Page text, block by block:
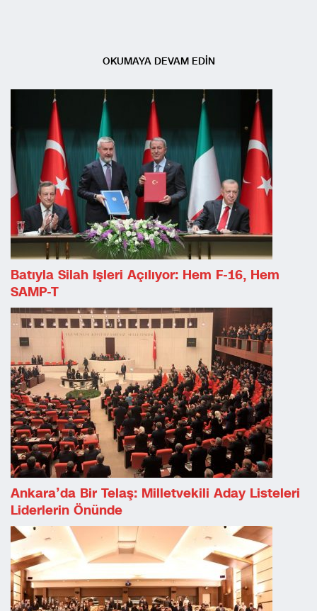
OKUMAYA DEVAM EDİN
Batıyla Silah Işleri Açılıyor: Hem F-16, Hem
SAMP-T
Ankara’da Bir Telaş: Milletvekili Aday Listeleri
Liderlerin Önünde